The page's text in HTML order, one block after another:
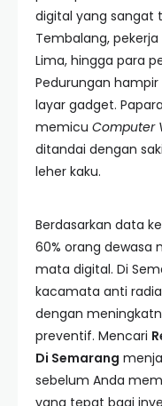
digital yang sangat
Tembalang,
Lima, hingga para
Pedurungan
layar gadget.
memicu Computer
ditandai dengan
leher kaku.
Berdasarkan data
60% orang dewasa
mata digital. Di
kacamata anti
dengan
preventif. Mencari
Di Semarang
sebelum Anda
yang tepat bagi